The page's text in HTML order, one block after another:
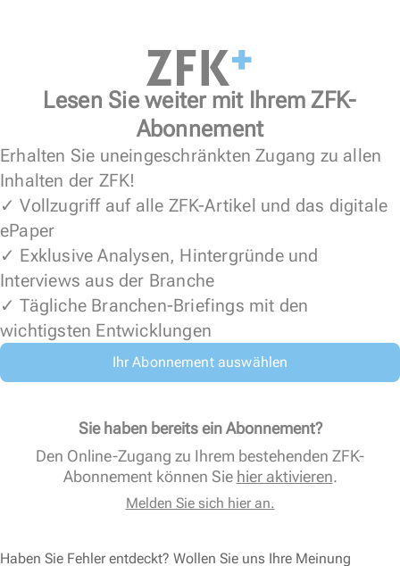
Lesen Sie weiter mit Ihrem ZFK-
Abonnement
Erhalten Sie uneingeschränkten Zugang zu allen
Inhalten der ZFK!
✓ Vollzugriff auf alle ZFK-Artikel und das digitale
ePaper
✓ Exklusive Analysen, Hintergründe und
Interviews aus der Branche
✓ Tägliche Branchen-Briefings mit den
wichtigsten Entwicklungen
Ihr Abonnement auswählen
Sie haben bereits ein Abonnement?
Den Online-Zugang zu Ihrem bestehenden ZFK-
Abonnement können Sie hier aktivieren.
Melden Sie sich hier an.
Haben Sie Fehler entdeckt? Wollen Sie uns Ihre Meinung